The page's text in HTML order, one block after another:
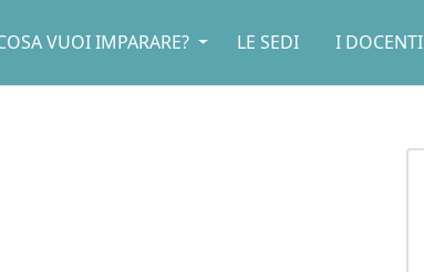
VUOI IMPARARE? LE SEDI I DOCENTI